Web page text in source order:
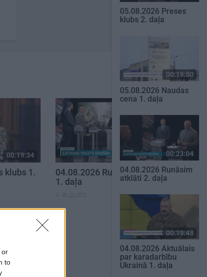
or
to
00:19:34
klubs 1.
00:19:37
04.08.2026 Runāsim atklāti
1. daļa
4. augusts
SKATĪT VISUS
05.08.2026 Preses
klubs 2. daļa
00:19:50
05.08.2026 Naudas
cena 1. daļa
00:23:04
04.08.2026 Runāsim
atklāti 2. daļa
00:19:48
04.08.2026 Aktuālais
par karadarbību
Ukrainā 1. daļa